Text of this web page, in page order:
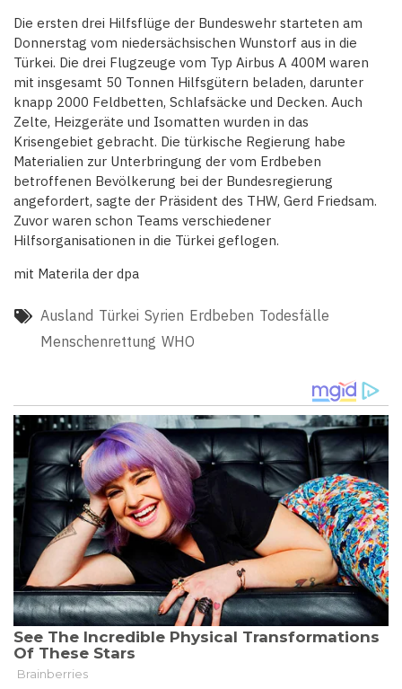
Die ersten drei Hilfsflüge der Bundeswehr starteten am
Donnerstag vom niedersächsischen Wunstorf aus in die
Türkei. Die drei Flugzeuge vom Typ Airbus A 400M waren
mit insgesamt 50 Tonnen Hilfsgütern beladen, darunter
knapp 2000 Feldbetten, Schlafsäcke und Decken. Auch
Zelte, Heizgeräte und Isomatten wurden in das
Krisengebiet gebracht. Die türkische Regierung habe
Materialien zur Unterbringung der vom Erdbeben
betroffenen Bevölkerung bei der Bundesregierung
angefordert, sagte der Präsident des THW, Gerd Friedsam.
Zuvor waren schon Teams verschiedener
Hilfsorganisationen in die Türkei geflogen.
mit Materila der dpa
Ausland Türkei Syrien Erdbeben Todesfälle
Menschenrettung WHO